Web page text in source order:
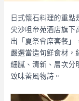
日式懷石料理的重點
尖沙咀帝苑酒店旗下
出「夏祭會席套餐」
嚴選當造旬鮮食材，
細膩、清新、層次分
致味蕾風物詩。